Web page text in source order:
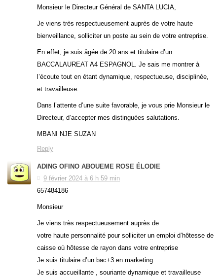
Monsieur le Directeur Général de SANTA LUCIA,
Je viens très respectueusement auprès de votre haute
bienveillance, solliciter un poste au sein de votre entreprise.
En effet, je suis âgée de 20 ans et titulaire d’un
BACCALAUREAT A4 ESPAGNOL. Je sais me montrer à
l’écoute tout en étant dynamique, respectueuse, disciplinée,
et travailleuse.
Dans l’attente d’une suite favorable, je vous prie Monsieur le
Directeur, d’accepter mes distinguées salutations.
MBANI NJE SUZAN
Reply
ADING OFINO ABOUEME ROSE ÉLODIE
9 février 2024 à 6 h 59 min
657484186
Monsieur
Je viens très respectueusement auprès de
votre haute personnalité pour solliciter un emploi d’hôtesse de
caisse où hôtesse de rayon dans votre entreprise
Je suis titulaire d’un bac+3 en marketing
Je suis accueillante , souriante dynamique et travailleuse